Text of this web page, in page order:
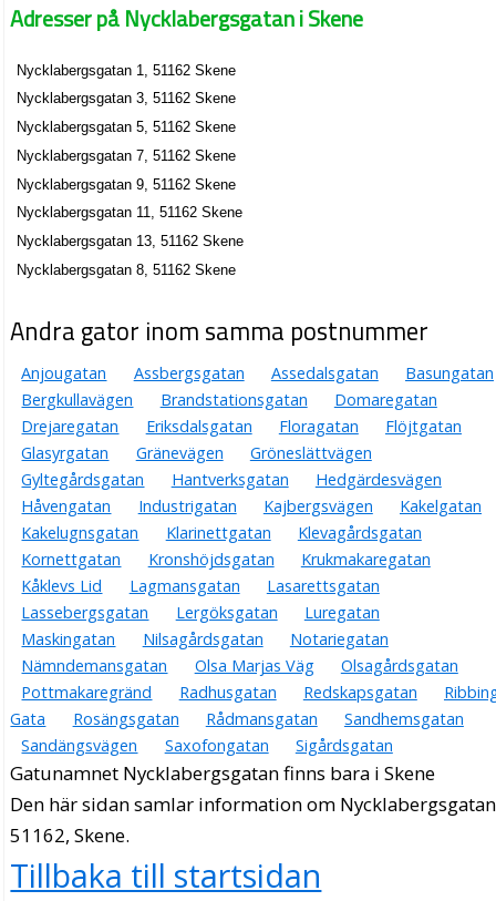
Adresser på Nycklabergsgatan i Skene
Nycklabergsgatan 1, 51162 Skene
Nycklabergsgatan 3, 51162 Skene
Nycklabergsgatan 5, 51162 Skene
Nycklabergsgatan 7, 51162 Skene
Nycklabergsgatan 9, 51162 Skene
Nycklabergsgatan 11, 51162 Skene
Nycklabergsgatan 13, 51162 Skene
Nycklabergsgatan 8, 51162 Skene
Andra gator inom samma postnummer
Anjougatan Assbergsgatan Assedalsgatan
Basungatan
Bergkullavägen
Brandstationsgatan
Domaregatan
Drejaregatan
Eriksdalsgatan Floragatan
Flöjtgatan
Glasyrgatan
Gränevägen
Gröneslättvägen
Gyltegårdsgatan
Hantverksgatan
Hedgärdesvägen
Håvengatan
Industrigatan Kajbergsvägen
Kakelgatan
Kakelugnsgatan
Klarinettgatan
Klevagårdsgatan
Kornettgatan
Kronshöjdsgatan
Krukmakaregatan
Kåklevs Lid
Lagmansgatan
Lasarettsgatan
Lassebergsgatan
Lergöksgatan
Luregatan
Maskingatan
Nilsagårdsgatan
Notariegatan
Nämndemansgatan
Olsa Marjas Väg
Olsagårdsgatan
Pottmakaregränd
Radhusgatan Redskapsgatan
Gata
Rosängsgatan Rådmansgatan
Sandhemsgatan
Sandängsvägen
Saxofongatan Sigårdsgatan
Gatunamnet Nycklabergsgatan finns bara i Skene
Den här sidan samlar information om
51162, Skene.
Tillbaka till startsidan